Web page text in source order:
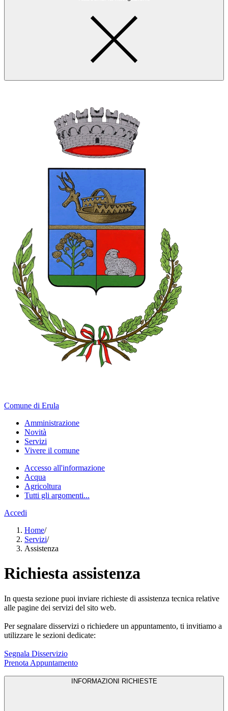
Comune di Erula
Amministrazione
Novità
Servizi
Vivere il comune
Accesso all'informazione
Acqua
Agricoltura
Tutti gli argomenti...
Accedi
Home/
Servizi/
Assistenza
Richiesta assistenza
In questa sezione puoi inviare richieste di assistenza tecnica relative
alle pagine dei servizi del sito web.
Per segnalare disservizi o richiedere un appuntamento, ti invitiamo a
utilizzare le sezioni dedicate:
Segnala Disservizio
Prenota Appuntamento
INFORMAZIONI RICHIESTE